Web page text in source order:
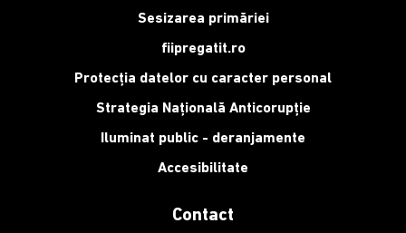
Sesizarea primăriei
fiipregatit.ro
Protecția datelor cu caracter personal
Strategia Națională Anticorupție
Iluminat public - deranjamente
Accesibilitate
Contact